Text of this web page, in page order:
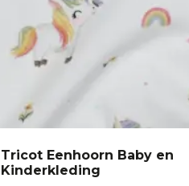
Tricot Eenhoorn Baby en
Kinderkleding